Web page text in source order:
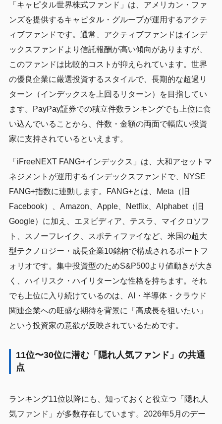
「キャピタル世界株式ファンド」は、アメリカン・ファ
ンズを提供するキャピタル・グループが運用するアクテ
ィブファンドです。通常、アクティブファンドはインデ
ックスファンドより信託報酬が高い傾向がありますが、
このファンドは比較的コストが抑えられています。世界
の優良企業に厳選投資するスタイルで、長期的な超過リ
ターン（インデックスを上回るリターン）を目指してい
ます。PayPay証券での積立件数ランキングでも上位に食
い込んでいることから、件数・金額の両面で幅広い投資
家に支持されているといえます。
「iFreeNEXT FANG+インデックス」は、大和アセットマ
ネジメントが運用するインデックスファンドで、NYSE
FANG+指数に連動します。FANG+とは、Meta（旧
Facebook）、Amazon、Apple、Netflix、Alphabet（旧
Google）に加え、エヌビディア、テスラ、マイクロソフ
ト、スノーフレイク、スポティファイなど、米国の超大
型テクノロジー・成長企業10銘柄で構成されるポートフ
ォリオです。集中投資型のためS&P500より値動きが大き
く、ハイリスク・ハイリターンな性格を持ちます。それ
でも上位に入り続けているのは、AI・半導体・クラウド
関連企業への旺盛な期待を背景に「高成長を狙いたい」
という投資家の意欲が反映されているためです。
11位〜30位に潜む「隠れ人気ファンド」の共通
点
ランキング11位以降にも、知っておくと役立つ「隠れ人
気ファンド」が多数存在しています。2026年5月のデー